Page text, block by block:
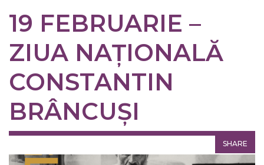
19 FEBRUARIE –
ZIUA NAȚIONALĂ
CONSTANTIN
BRÂNCUȘI
SHARE